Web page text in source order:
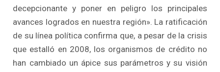
decepcionante y poner en peligro los principales
avances logrados en nuestra región». La ratificación
de su línea política confirma que, a pesar de la crisis
que estalló en 2008, los organismos de crédito no
han cambiado un ápice sus parámetros y su visión